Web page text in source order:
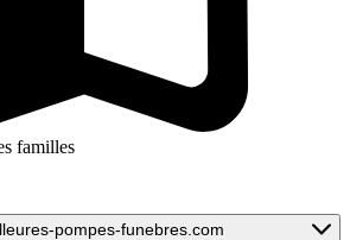
familles
pompes-funebres.com